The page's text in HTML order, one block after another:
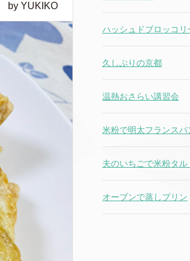
by YUKIKO
ハッシュドブロッコリ
久しぶりの京都
温熱おさらい講習会
米粉で明太フランスパ
夫のいちごで米粉タル
オーブンで蒸しプリン